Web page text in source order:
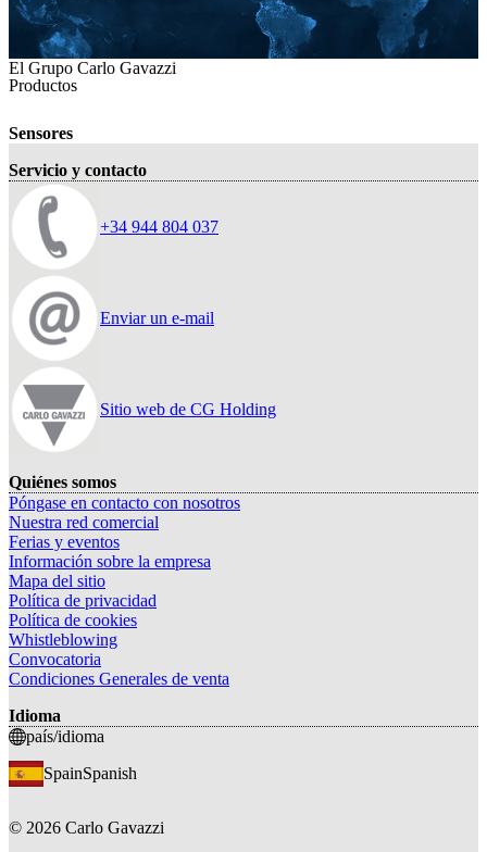
El Grupo Carlo Gavazzi
Productos
Sensores
Servicio y contacto
+34 944 804 037
Enviar un e-mail
Sitio web de CG Holding
Quiénes somos
Póngase en contacto con nosotros
Nuestra red comercial
Ferias y eventos
Información sobre la empresa
Mapa del sitio
Política de privacidad
Política de cookies
Whistleblowing
Convocatoria
Condiciones Generales de venta
Idioma
país/idioma
SpainSpanish
© 2026 Carlo Gavazzi